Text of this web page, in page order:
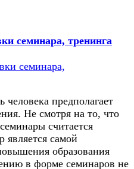
семинара, тренинга
человека предполагает
Не смотря на то, что
считается
является самой
образования
в форме семинаров не